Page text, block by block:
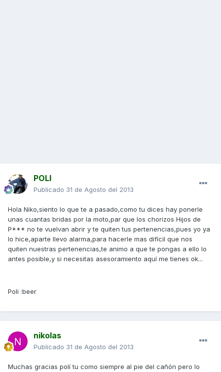
POLI
Publicado 31 de Agosto del 2013
Hola Niko,siento lo que te a pasado,como tu dices hay ponerle
unas cuantas bridas por la moto,par que los chorizos Hijos de
P*** no te vuelvan abrir y te quiten tus pertenencias,pues yo ya
lo hice,aparte llevo alarma,para hacerle mas difícil que nos
quiten nuestras pertenencias,te animo a que te pongas a ello lo
antes posible,y si necesitas asesoramiento aquí me tienes ok...
Poli :beer
nikolas
Publicado 31 de Agosto del 2013
Muchas gracias polí tu como siempre al pie del cañón pero lo